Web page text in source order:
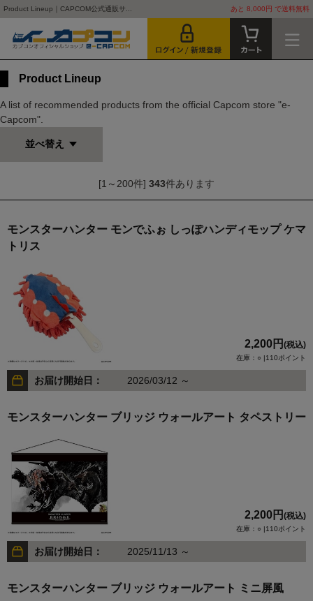
Product Lineup｜CAPCOM公式通販サ... あと 8,000円 で送料無料
Product Lineup
A list of recommended products from the official Capcom store "e-
Capcom".
並べ替え
[1～200件] 343件あります
モンスターハンター モンでふぉ しっぽハンディモップ ケマ
トリス
2,200円 (税込)
在庫：○ |110ポイント
お届け開始日： 2026/03/12 ～
モンスターハンター ブリッジ ウォールアート タペストリー
2,200円 (税込)
在庫：○ |110ポイント
お届け開始日： 2025/11/13 ～
モンスターハンター ブリッジ ウォールアート ミニ屏風